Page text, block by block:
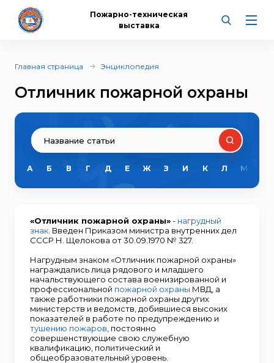
Пожарно-техническая
выставка
Главная страница Энциклопедия
Отличник пожарной охраны
А Б В Г Д Е Ж З И К Л М
«Отличник пожарной охраны»- нагрудный
знак . Введен Приказом министра внутренних дел
СССР Н. Щелокова от 30.09.1970 № 327.
Нагрудным знаком «Отличник пожарной охраны»
награждались лица рядового и младшего
начальствующего состава военизированной и
профессиональной пожарной охраны МВД, а
также работники пожарной охраны других
министерств и ведомств, добившиеся высоких
показателей в работе по предупреждению и
тушению пожаров , постоянно
совершенствующие свою служебную
квалификацию, политический и
общеобразовательный уровень.